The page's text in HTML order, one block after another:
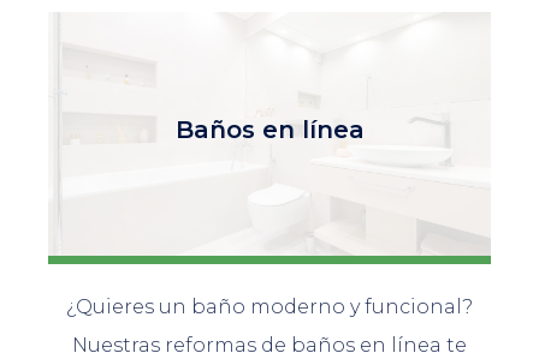
Baños en línea
¿Quieres un baño moderno y funcional?
Nuestras reformas de baños en línea te